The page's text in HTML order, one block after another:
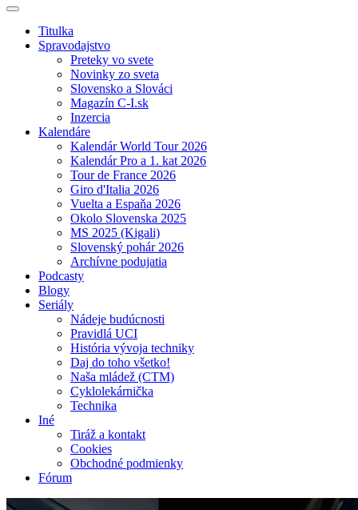
Titulka
Spravodajstvo
Preteky vo svete
Novinky zo sveta
Slovensko a Slováci
Magazín C-I.sk
Inzercia
Kalendáre
Kalendár World Tour 2026
Kalendár Pro a 1. kat 2026
Tour de France 2026
Giro d'Italia 2026
Vuelta a Espaňa 2026
Okolo Slovenska 2025
MS 2025 (Kigali)
Slovenský pohár 2026
Archívne podujatia
Podcasty
Blogy
Seriály
Nádeje budúcnosti
Pravidlá UCI
História vývoja techniky
Daj do toho všetko!
Naša mládež (CTM)
Cyklolekárnička
Technika
Iné
Tiráž a kontakt
Cookies
Obchodné podmienky
Fórum